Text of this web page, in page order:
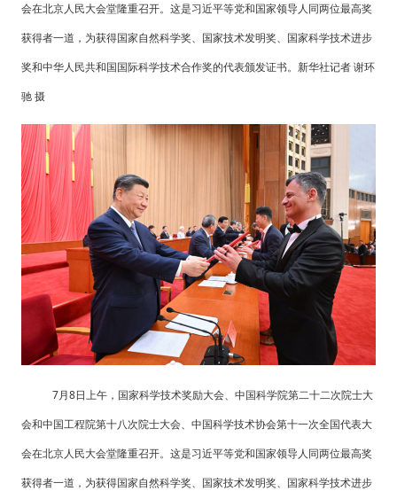
会在北京人民大会堂隆重召开。这是习近平等党和国家领导人同两位最高奖
获得者一道，为获得国家自然科学奖、国家技术发明奖、国家科学技术进步
奖和中华人民共和国国际科学技术合作奖的代表颁发证书。新华社记者 谢环
驰 摄
7月8日上午，国家科学技术奖励大会、中国科学院第二十二次院士大
会和中国工程院第十八次院士大会、中国科学技术协会第十一次全国代表大
会在北京人民大会堂隆重召开。这是习近平等党和国家领导人同两位最高奖
获得者一道，为获得国家自然科学奖、国家技术发明奖、国家科学技术进步